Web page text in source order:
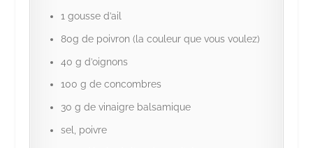
1 gousse d’ail
80g de poivron (la couleur que vous voulez)
40 g d’oignons
100 g de concombres
30 g de vinaigre balsamique
sel, poivre